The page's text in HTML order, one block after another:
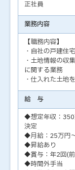
正社員
業務内容
【職務内容】
・自社の戸建住
・土地情報の収
に関する業務
・仕入れた土地
給 与
◆想定年収：
決定
◆月給：25万円
◆昇給あり
◆賞与：年2回(
◆時間外手当